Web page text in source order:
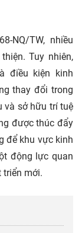
NQ/TW, nhiều
Tuy nhiên,
điều kiện kinh
thay đổi trong
và sở hữu trí tuệ
được thúc đẩy
để khu vực kinh
động lực quan
triển mới.